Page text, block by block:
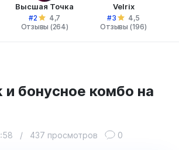
Высшая Точка
#2
4,7
Отзывы (264)
Velrix
#3
4,5
Отзывы (196)
и бонусное комбо на
/ 437 просмотров 0